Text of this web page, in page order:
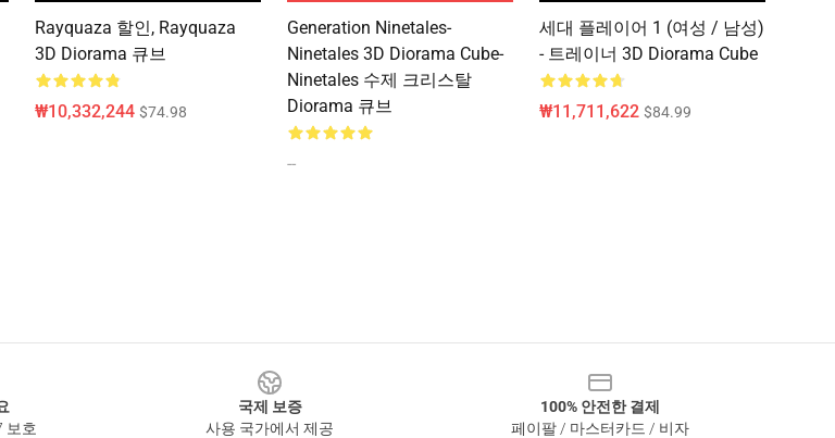
Rayquaza 할인, Rayquaza
3D Diorama 큐브
₩10,332,244 $74.98
Generation Ninetales-
Ninetales 3D Diorama Cube-
Ninetales 수제 크리스탈
Diorama 큐브
--
세대 플레이어 1 (여성 / 남성)
- 트레이너 3D Diorama Cube
₩11,711,622 $84.99
보호
국제 보증
사용 국가에서 제공
100% 안전한 결제
페이팔 / 마스터카드 / 비자